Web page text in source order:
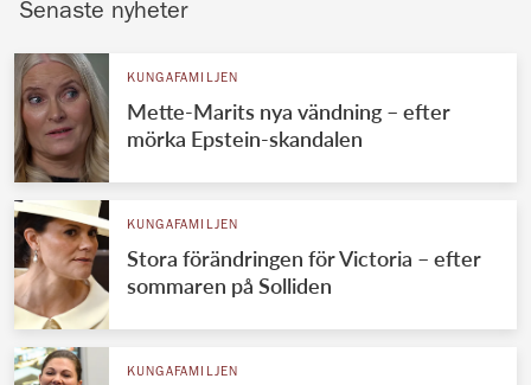
Senaste nyheter
KUNGAFAMILJEN
Mette-Marits nya vändning – efter
mörka Epstein-skandalen
KUNGAFAMILJEN
Stora förändringen för Victoria – efter
sommaren på Solliden
KUNGAFAMILJEN